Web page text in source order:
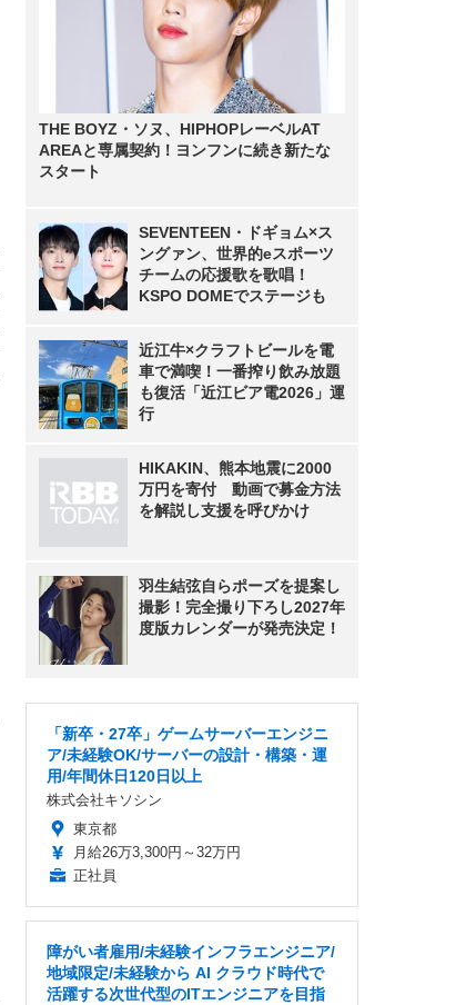
THE BOYZ・ソヌ、HIPHOPレーベルAT
AREAと専属契約！ヨンフンに続き新たな
スタート
SEVENTEEN・ドギョム×ス
ングァン、世界的eスポーツ
チームの応援歌を歌唱！
KSPO DOMEでステージも
近江牛×クラフトビールを電
車で満喫！一番搾り飲み放題
も復活「近江ビア電2026」運
行
HIKAKIN、熊本地震に2000
万円を寄付 動画で募金方法
を解説し支援を呼びかけ
羽生結弦自らポーズを提案し
撮影！完全撮り下ろし2027年
度版カレンダーが発売決定！
「新卒・27卒」ゲームサーバーエンジニ
ア/未経験OK/サーバーの設計・構築・運
用/年間休日120日以上
株式会社キソシン
東京都
月給26万3,300円～32万円
正社員
障がい者雇用/未経験インフラエンジニア/
地域限定/未経験から AI クラウド時代で
活躍する次世代型のITエンジニアを目指